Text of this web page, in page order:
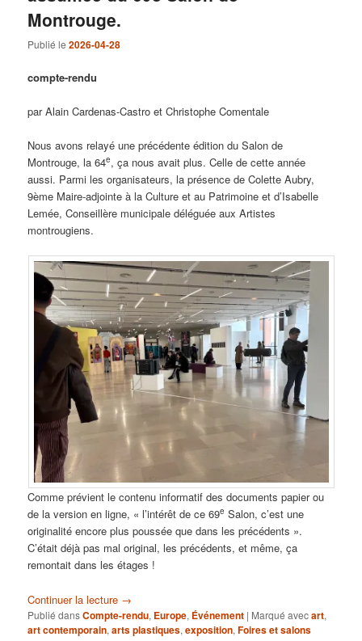
Montrouge.
Publié le2026-04-28
compte-rendu
par Alain Cardenas-Castro et Christophe Comentale
Nous avons relayé une précédente édition du Salon de
Montrouge, la 64e, ça nous avait plus. Celle de cette année
aussi. Parmi les organisateurs, la présence de Colette Aubry,
9ème Maire-adjointe à la Culture et au Patrimoine et d’Isabelle
Lemée, Conseillère municipale déléguée aux Artistes
montrougiens.
Comme prévient le contenu informatif des documents papier ou
de la version en ligne, « l’intérêt de ce 69e Salon, c’est une
originalité encore plus poussée que dans les précédents ».
C’était déjà pas mal original, les précédents, et même, ça
remontait dans les étages !
Continuer la lecture →
Publié dansCompte-rendu, Europe, Événement | Marqué avecart,
art contemporain,arts plastiques,exposition,Foires et salons